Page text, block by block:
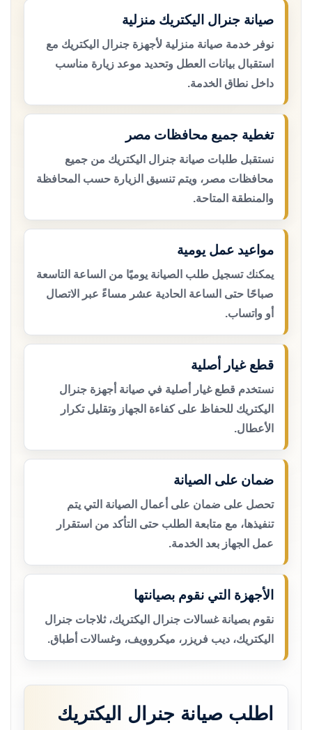
صيانة جنرال اليكتريك منزلية
نوفر خدمة صيانة منزلية لأجهزة جنرال اليكتريك مع
استقبال بيانات العطل وتحديد موعد زيارة مناسب
داخل نطاق الخدمة.
تغطية جميع محافظات مصر
نستقبل طلبات صيانة جنرال اليكتريك من جميع
محافظات مصر، ويتم تنسيق الزيارة حسب المحافظة
والمنطقة المتاحة.
مواعيد عمل يومية
يمكنك تسجيل طلب الصيانة يوميًا من الساعة التاسعة
صباحًا حتى الساعة الحادية عشر مساءً عبر الاتصال
أو واتساب.
قطع غيار أصلية
نستخدم قطع غيار أصلية في صيانة أجهزة جنرال
اليكتريك للحفاظ على كفاءة الجهاز وتقليل تكرار
الأعطال.
ضمان على الصيانة
تحصل على ضمان على أعمال الصيانة التي يتم
تنفيذها، مع متابعة الطلب حتى التأكد من استقرار
عمل الجهاز بعد الخدمة.
الأجهزة التي نقوم بصيانتها
نقوم بصيانة غسالات جنرال اليكتريك، ثلاجات جنرال
اليكتريك، ديب فريزر، ميكروويف، وغسالات أطباق.
اطلب صيانة جنرال اليكتريك